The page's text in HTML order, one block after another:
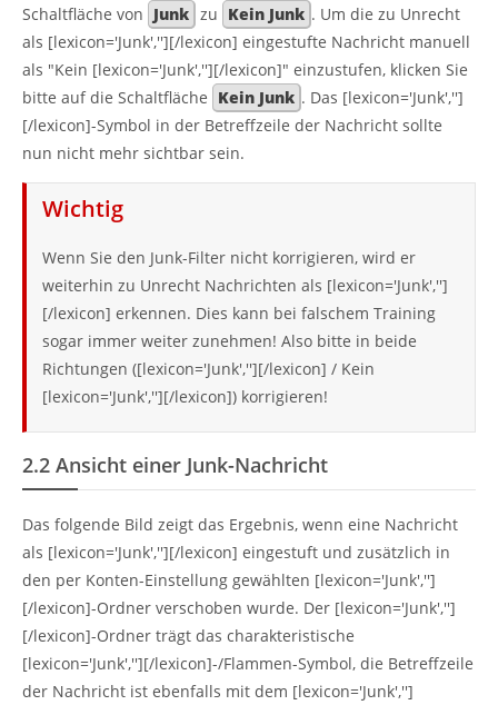
Schaltfläche von Junk zu Kein Junk . Um die zu Unrecht
als [lexicon='Junk',''][/lexicon] eingestufte Nachricht manuell
als "Kein [lexicon='Junk',''][/lexicon]" einzustufen, klicken Sie
bitte auf die Schaltfläche Kein Junk . Das [lexicon='Junk','']
[/lexicon]-Symbol in der Betreffzeile der Nachricht sollte
nun nicht mehr sichtbar sein.
Wichtig
Wenn Sie den Junk-Filter nicht korrigieren, wird er
weiterhin zu Unrecht Nachrichten als [lexicon='Junk','']
[/lexicon] erkennen. Dies kann bei falschem Training
sogar immer weiter zunehmen! Also bitte in beide
Richtungen ([lexicon='Junk',''][/lexicon] / Kein
[lexicon='Junk',''][/lexicon]) korrigieren!
2.2 Ansicht einer Junk-Nachricht
Das folgende Bild zeigt das Ergebnis, wenn eine Nachricht
als [lexicon='Junk',''][/lexicon] eingestuft und zusätzlich in
den per Konten-Einstellung gewählten [lexicon='Junk','']
[/lexicon]-Ordner verschoben wurde. Der [lexicon='Junk','']
[/lexicon]-Ordner trägt das charakteristische
[lexicon='Junk',''][/lexicon]-/Flammen-Symbol, die Betreffzeile
der Nachricht ist ebenfalls mit dem [lexicon='Junk','']